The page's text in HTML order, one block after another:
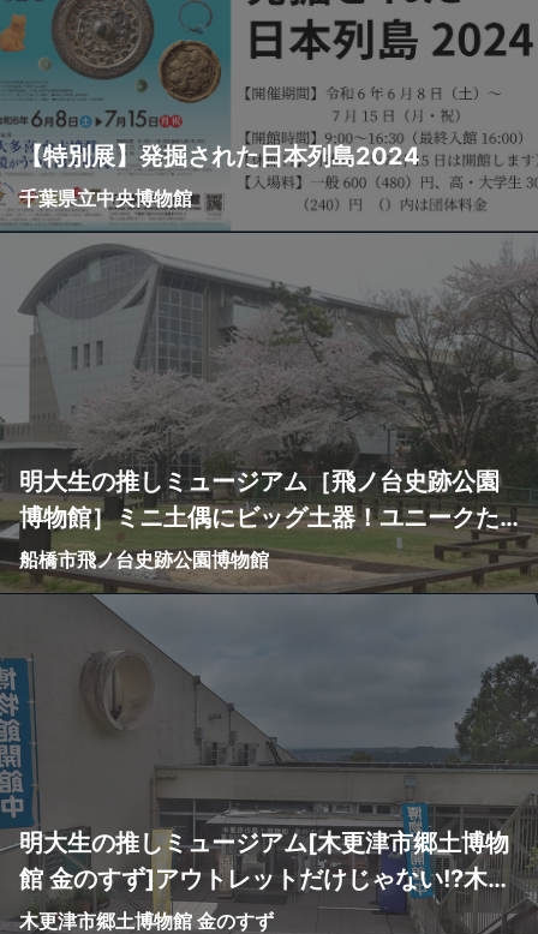
【特別展】発掘された日本列島2024
千葉県立中央博物館
明大生の推しミュージアム［飛ノ台史跡公園
博物館］ミニ土偶にビッグ土器！ユニークた
ちが集まる縄文博物館
船橋市飛ノ台史跡公園博物館
明大生の推しミュージアム[木更津市郷土博物
館 金のすず]アウトレットだけじゃない!?木更
津市を知るならココ
木更津市郷土博物館 金のすず